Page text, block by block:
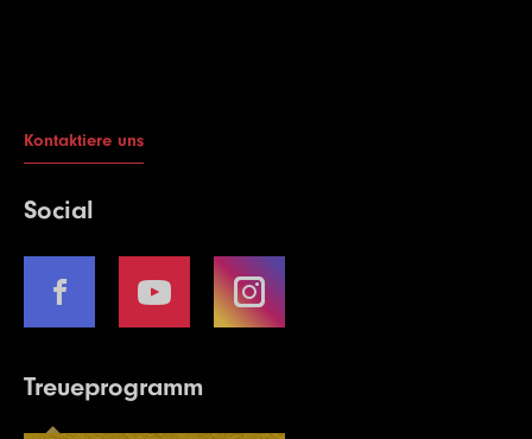
Kontaktiere uns
Social
Treueprogramm